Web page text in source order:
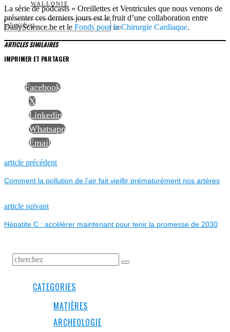
WALLONIE
La série de podcasts « Oreillettes et Ventricules que nous venons de
présenter ces derniers jours est le fruit d’une collaboration entre
DailyScience.be et le Fonds pour la Chirurgie Cardiaque.
ARTICLES SIMILAIRES
IMPRIMER ET PARTAGER
Facebook
X
Linkedin
Whatsapp
Email
NAVIGATION
DE
L’ARTICLE
article précédentPrevious
Comment la pollution de l’air fait vieillir prématurément nos artères
article suivantNext
Hépatite C : accélérer maintenant pour tenir la promesse de 2030
CATEGORIES
MATIÈRES
ARCHEOLOGIE